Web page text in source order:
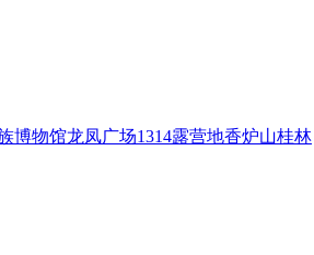
博物馆龙凤广场1314露营地香炉山桂林